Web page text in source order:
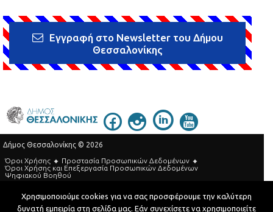
Εγγραφή στο Newsletter του Δήμου
Θεσσαλονίκης
Δήμος Θεσσαλονίκης © 2026
Όροι Χρήσης
Προστασία Προσωπικών Δεδομένων
Όροι Xρήσης και Eπεξεργασία Προσωπικών Δεδομένων
Ψηφιακού Βοηθού
Τηλεφωνικός Κατάλογος
Χρησιμοποιούμε cookies για να σας προσφέρουμε την καλύτερη
δυνατή εμπειρία στη σελίδα μας. Εάν συνεχίσετε να χρησιμοποιείτε